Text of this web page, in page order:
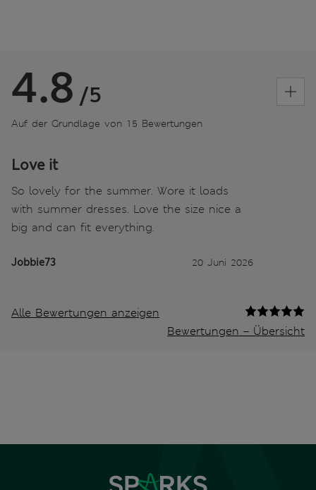
4.8 /5
Auf der Grundlage von 15 Bewertungen
Love it
So lovely for the summer. Wore it loads
with summer dresses. Love the size nice a
big and can fit everything.
Jobbie73 20 Juni 2026
Alle Bewertungen anzeigen
Bewertungen – Übersicht